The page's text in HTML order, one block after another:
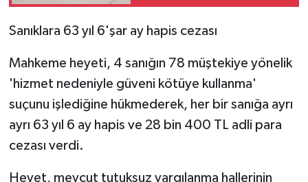
Sanıklara 63 yıl 6'şar ay hapis cezası
Mahkeme heyeti, 4 sanığın 78 müştekiye yönelik
'hizmet nedeniyle güveni kötüye kullanma'
suçunu işlediğine hükmederek, her bir sanığa ayrı
ayrı 63 yıl 6 ay hapis ve 28 bin 400 TL adli para
cezası verdi.
Heyet, mevcut tutuksuz yargılanma hallerinin